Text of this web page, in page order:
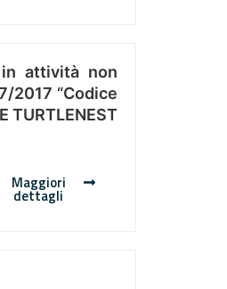
attività non
2017 “Codice
TURTLENEST
Maggiori
dettagli